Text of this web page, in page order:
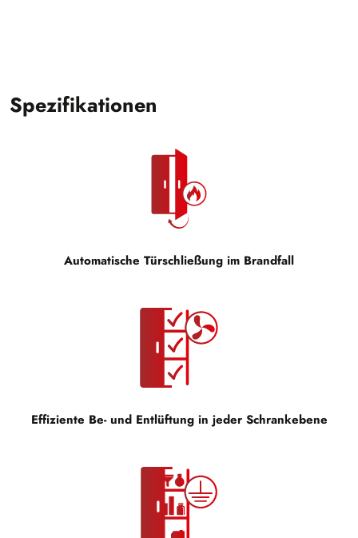
Spezifikationen
Automatische Türschließung im Brandfall
Effiziente Be- und Entlüftung in jeder Schrankebene